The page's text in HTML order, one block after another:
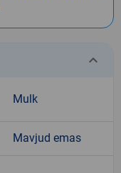
keyboard_arrow_down
Mulk
Mavjud emas